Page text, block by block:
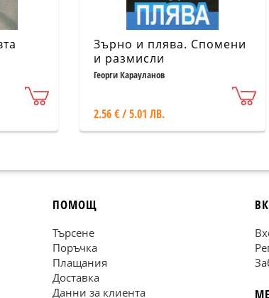
Зърно и плява. Спомени
и размисли
Георги Карауланов
2.56 € / 5.01 ЛВ.
ПОМОЩ
Търсене
Поръчка
Плащания
Доставка
Данни за клиента